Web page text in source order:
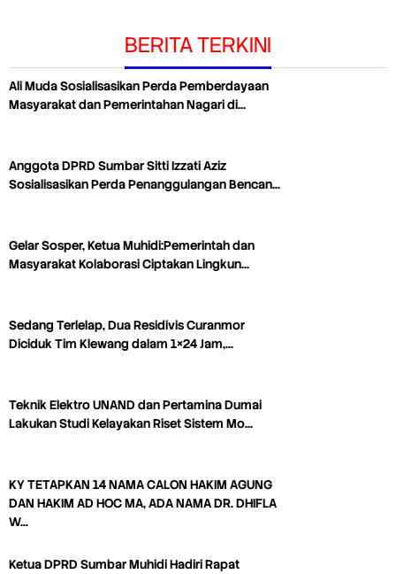
BERITA TERKINI
Ali Muda Sosialisasikan Perda Pemberdayaan
Masyarakat dan Pemerintahan Nagari di…
Anggota DPRD Sumbar Sitti Izzati Aziz
Sosialisasikan Perda Penanggulangan Bencan…
Gelar Sosper, Ketua Muhidi:Pemerintah dan
Masyarakat Kolaborasi Ciptakan Lingkun…
Sedang Terlelap, Dua Residivis Curanmor
Diciduk Tim Klewang dalam 1×24 Jam,…
Teknik Elektro UNAND dan Pertamina Dumai
Lakukan Studi Kelayakan Riset Sistem Mo…
KY TETAPKAN 14 NAMA CALON HAKIM AGUNG
DAN HAKIM AD HOC MA, ADA NAMA DR. DHIFLA
W…
Ketua DPRD Sumbar Muhidi Hadiri Rapat